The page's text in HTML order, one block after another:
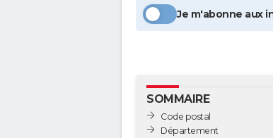
Je m'abonne aux
SOMMAIRE
Code postal
Département